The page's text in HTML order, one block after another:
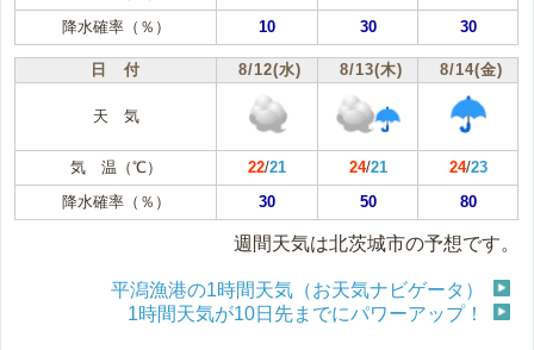
降水確率（％）
10 30 30
日 付 8/12(水) 8/13(木) 8/14(金)
天 気
気 温（℃） 22/21 24/21 24/23
降水確率（％）
30 50 80
週間天気は北茨城市の予想です。
平潟漁港の1時間天気（お天気ナビゲータ）
1時間天気が10日先までにパワーアップ！